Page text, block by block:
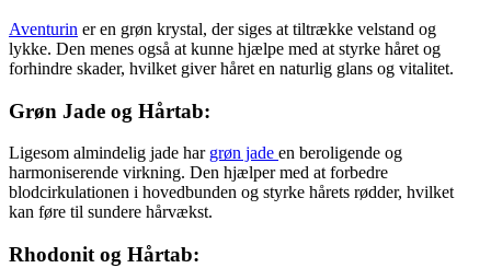
Aventurin er en grøn krystal, der siges at tiltrække velstand og
lykke. Den menes også at kunne hjælpe med at styrke håret og
forhindre skader, hvilket giver håret en naturlig glans og vitalitet.
Grøn Jade og Hårtab:
Ligesom almindelig jade har grøn jade en beroligende og
harmoniserende virkning. Den hjælper med at forbedre
blodcirkulationen i hovedbunden og styrke hårets rødder, hvilket
kan føre til sundere hårvækst.
Rhodonit og Hårtab: